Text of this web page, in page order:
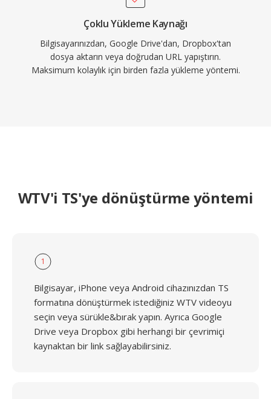
Çoklu Yükleme Kaynağı
Bilgisayarınızdan, Google Drive'dan, Dropbox'tan
dosya aktarın veya doğrudan URL yapıştırın.
Maksimum kolaylık için birden fazla yükleme yöntemi.
WTV'i TS'ye dönüştürme yöntemi
1
Bilgisayar, iPhone veya Android cihazınızdan TS
formatına dönüştürmek istediğiniz WTV videoyu
seçin veya sürükle&bırak yapın. Ayrıca Google
Drive veya Dropbox gibi herhangi bir çevrimiçi
kaynaktan bir link sağlayabilirsiniz.